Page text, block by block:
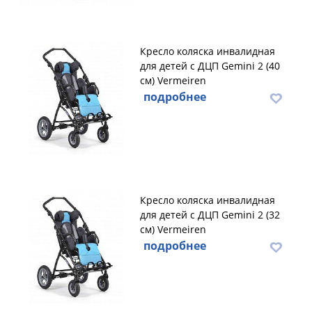
Кресло коляска инвалидная
для детей с ДЦП Gemini 2 (40
см) Vermeiren
подробнее
Кресло коляска инвалидная
для детей с ДЦП Gemini 2 (32
см) Vermeiren
подробнее